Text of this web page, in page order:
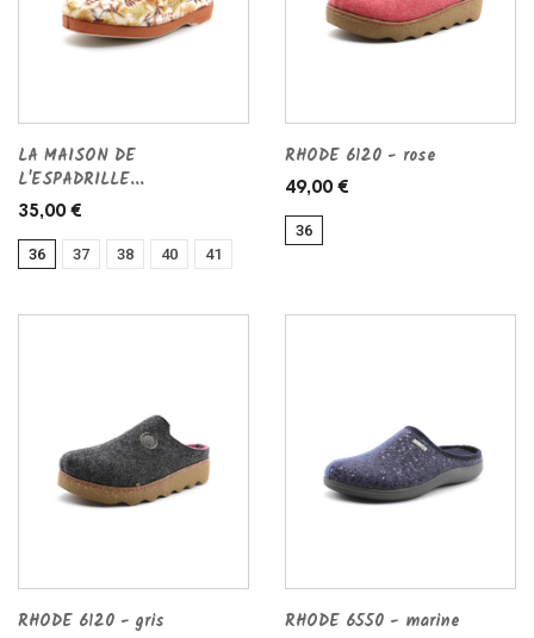
LA MAISON DE
L'ESPADRILLE...
35,00 €
36 37 38 40 41
RHODE 6120 - rose
49,00 €
36
RHODE 6120 - gris RHODE 6550 - marine